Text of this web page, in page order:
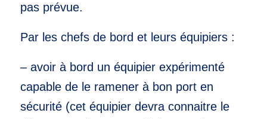
pas prévue.
Par les chefs de bord et leurs équipiers :
– avoir à bord un équipier expérimenté
capable de le ramener à bon port en
sécurité (cet équipier devra connaitre le